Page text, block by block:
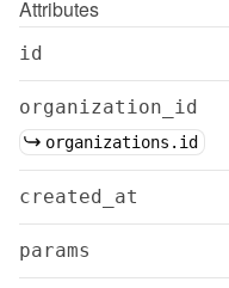
Attributes
id
organization_id
organizations.id
created_at
params